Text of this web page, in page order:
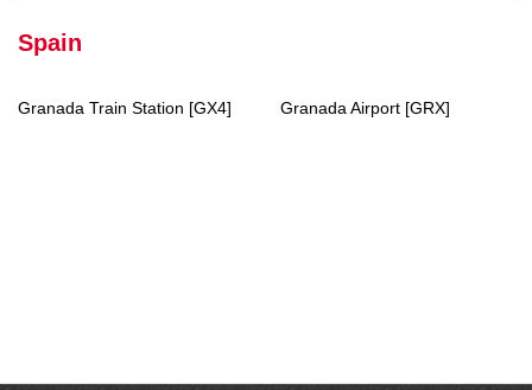
Spain
Granada Train Station [GX4] Granada Airport [GRX]